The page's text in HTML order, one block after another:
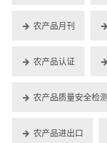
农产品月刊
农产品认证
农产品质量安全检测
农产品进出口